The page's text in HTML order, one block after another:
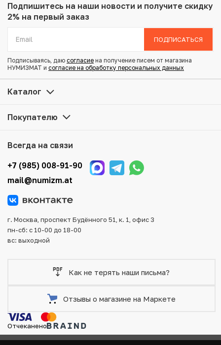
Вес: 3.27 г
Диаметр: 17.35 мм
Купить 1/16 риала 1947 года (AH1367) Йемен по
привлекательной цене можно в нашем интернет-
магазине — Вам достаточно оформить заказ на сайте.
Все монеты, представленные в каталоге, находятся в
Мы доставим Ваш заказ в любой регион России, кроме
оплаты и доставки заказа. Все отправления надежно и
тщательно упаковываются, что исключает возможность
повреждения во время доставки.
Подпишитесь на наши новости и получите скидку
2% на первый заказ
ПОДПИСАТЬСЯ
Подписываясь, даю согласие на получение писем от магазина
НУМИЗМАТ и согласие на обработку персональных данных
Каталог
Покупателю
Всегда на связи
+7 (985) 008-91-90
mail@numizm.at
г. Москва, проспект Будённого 51, к. 1, офис 3
пн-сб: с 10-00 до 18-00
вс: выходной
Как не терять наши письма?
Отзывы о магазине на Маркете
Отчеканено